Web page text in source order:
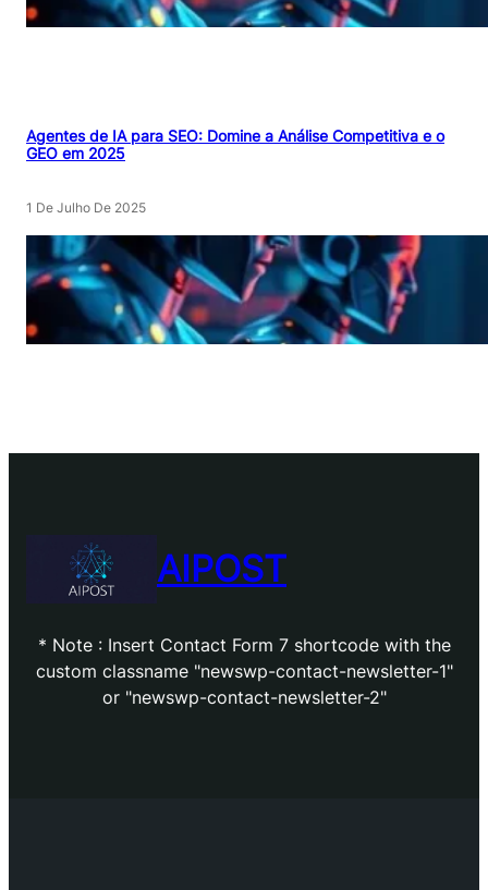
Agentes de IA para SEO: Domine a Análise Competitiva e o
GEO em 2025
1 De Julho De 2025
AIPOST
* Note : Insert Contact Form 7 shortcode with the
custom classname "newswp-contact-newsletter-1"
or "newswp-contact-newsletter-2"